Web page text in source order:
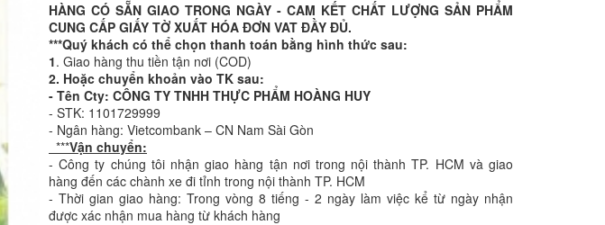
HÀNG CÓ SẴN GIAO TRONG NGÀY - CAM KẾT CHẤT LƯỢNG SẢN PHẨM
CUNG CẤP GIẤY TỜ XUẤT HÓA ĐƠN VAT ĐẦY ĐỦ.
***Quý khách có thể chọn thanh toán bằng hình thức sau:
1. Giao hàng thu tiền tận nơi (COD)
2. Hoặc chuyển khoản vào TK sau:
- Tên Cty: CÔNG TY TNHH THỰC PHẨM HOÀNG HUY
- STK: 1101729999
- Ngân hàng: Vietcombank – CN Nam Sài Gòn
***Vận chuyển:
- Công ty chúng tôi nhận giao hàng tận nơi trong nội thành TP. HCM và giao
hàng đến các chành xe đi tỉnh trong nội thành TP. HCM
- Thời gian giao hàng: Trong vòng 8 tiếng - 2 ngày làm việc kể từ ngày nhận
được xác nhận mua hàng từ khách hàng